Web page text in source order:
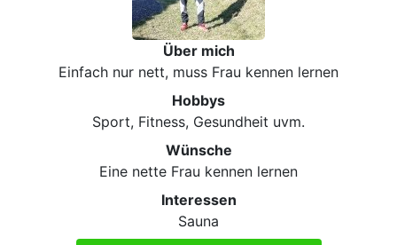
Über mich
Einfach nur nett, muss Frau kennen lernen
Hobbys
Sport, Fitness, Gesundheit uvm.
Wünsche
Eine nette Frau kennen lernen
Interessen
Sauna